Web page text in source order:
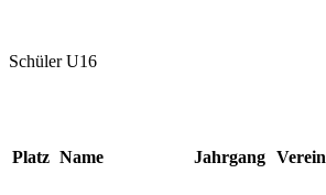
Schüler U16
Platz Name Jahrgang Verein